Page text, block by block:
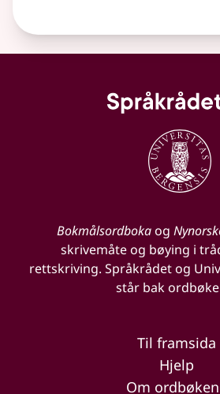
Bokmålsordbokaog
skrivemåte og bøying i
rettskriving. Språkrådet og
står bak
Til framsida
Hjelp
Om